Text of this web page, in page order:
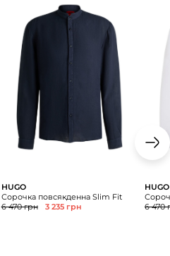
HUGO
Сорочка повсякденна Slim Fit
6 470 грн
3 235 грн
HUGO
6 470